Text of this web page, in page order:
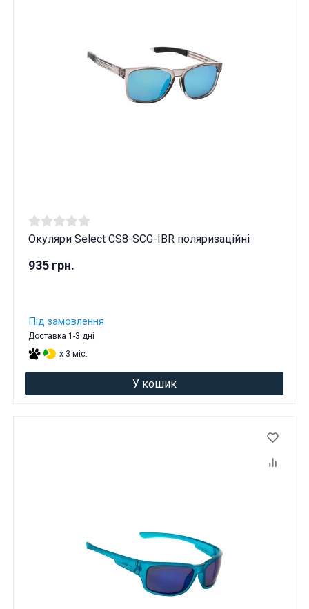
Окуляри Select CS8-SCG-IBR поляризаційні
935 грн.
Під замовлення
Доставка 1-3 дні
x 3 міс.
У кошик